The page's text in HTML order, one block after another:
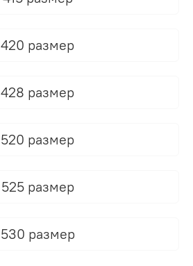
420 размер
428 размер
520 размер
525 размер
530 размер